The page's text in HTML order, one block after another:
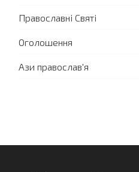
Православні Святі
Оголошення
Ази православ'я